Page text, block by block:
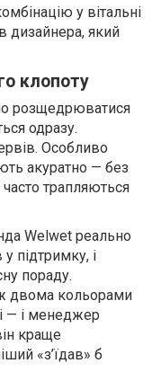
у вітальні
дизайнера, який
клопоту
розщедрюватися
одразу.
Особливо
акуратно — без
часто трапляються
Welwet реально
підтримку, і
пораду.
двома кольорами
— і менеджер
краще
«з’їдав» б